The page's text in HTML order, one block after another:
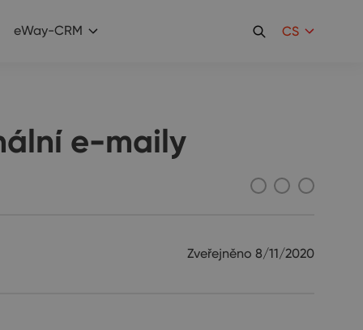
eWay-CRM CS
e-maily
Zveřejněno 8/11/2020